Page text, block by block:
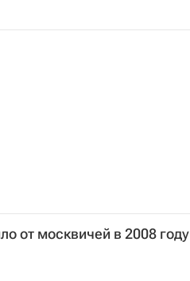
от москвичей в 2008 году